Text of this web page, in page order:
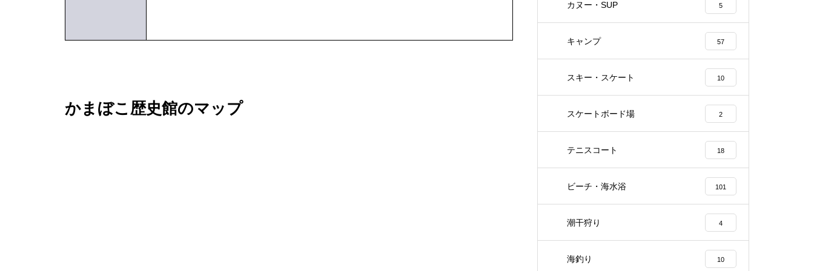
かまぼこ歴史館のマップ
カヌー・SUP 5
キャンプ 57
スキー・スケート 10
スケートボード場 2
テニスコート 18
ビーチ・海水浴 101
潮干狩り 4
海釣り 10